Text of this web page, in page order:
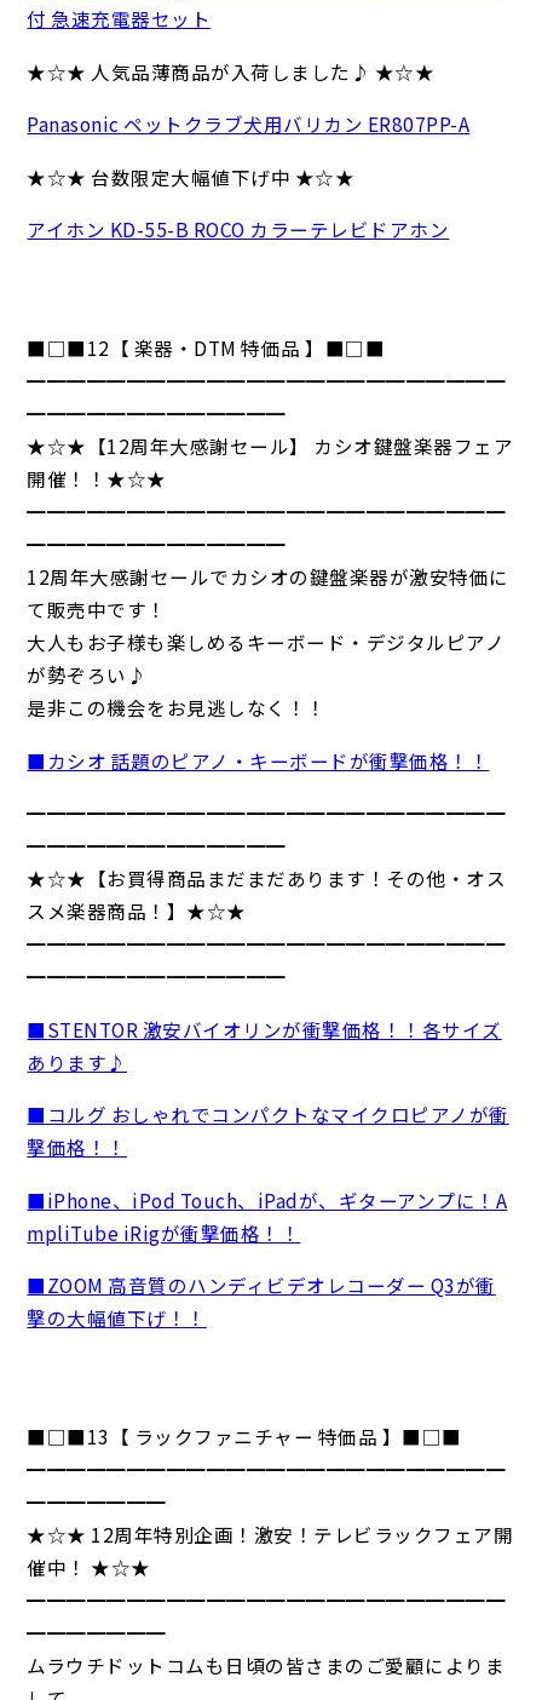
付 急速充電器セット
★☆★ 人気品薄商品が入荷しました♪ ★☆★
Panasonic ペットクラブ犬用バリカン ER807PP-A
★☆★ 台数限定大幅値下げ中 ★☆★
アイホン KD-55-B ROCO カラーテレビドアホン
■□■12【 楽器・DTM 特価品 】■□■
━━━━━━━━━━━━━━━━━━━━━━━━
━━━━━━━━━━━━━
★☆★【12周年大感謝セール】 カシオ鍵盤楽器フェア
開催！！★☆★
━━━━━━━━━━━━━━━━━━━━━━━━
━━━━━━━━━━━━━
12周年大感謝セールでカシオの鍵盤楽器が激安特価に
て販売中です！
大人もお子様も楽しめるキーボード・デジタルピアノ
が勢ぞろい♪
是非この機会をお見逃しなく！！
■カシオ 話題のピアノ・キーボードが衝撃価格！！
━━━━━━━━━━━━━━━━━━━━━━━━
━━━━━━━━━━━━━
★☆★【お買得商品まだまだあります！その他・オス
スメ楽器商品！】★☆★
━━━━━━━━━━━━━━━━━━━━━━━━
━━━━━━━━━━━━━
■STENTOR 激安バイオリンが衝撃価格！！各サイズ
あります♪
■コルグ おしゃれでコンパクトなマイクロピアノが衝
撃価格！！
■iPhone、iPod Touch、iPadが、ギターアンプに！A
mpliTube iRigが衝撃価格！！
■ZOOM 高音質のハンディビデオレコーダー Q3が衝
撃の大幅値下げ！！
■□■13【 ラックファニチャー 特価品 】■□■
━━━━━━━━━━━━━━━━━━━━━━━━
━━━━━━━
★☆★ 12周年特別企画！激安！テレビラックフェア開
催中！ ★☆★
━━━━━━━━━━━━━━━━━━━━━━━━
━━━━━━━
ムラウチドットコムも日頃の皆さまのご愛顧によりま